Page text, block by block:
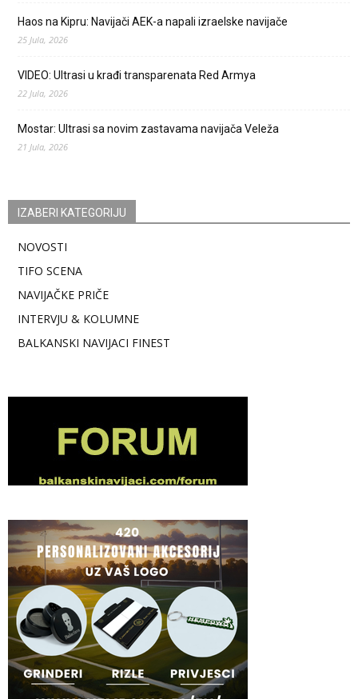
Haos na Kipru: Navijači AEK-a napali izraelske navijače
25 Jula, 2026
VIDEO: Ultrasi u krađi transparenata Red Armya
22 Jula, 2026
Mostar: Ultrasi sa novim zastavama navijača Veleža
21 Jula, 2026
IZABERI KATEGORIJU
NOVOSTI
TIFO SCENA
NAVIJAČKE PRIČE
INTERVJU & KOLUMNE
BALKANSKI NAVIJACI FINEST